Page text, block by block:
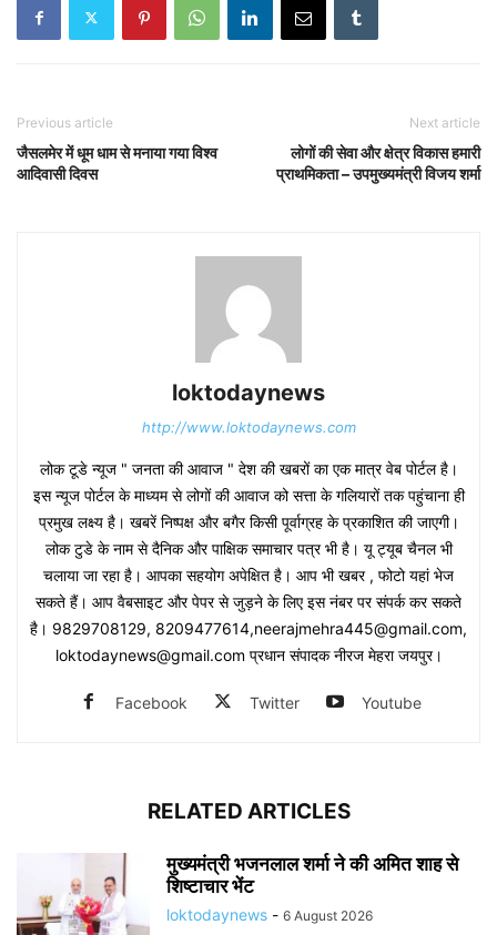
Previous article
जैसलमेर में धूम धाम से मनाया गया विश्व
आदिवासी दिवस
Next article
लोगों की सेवा और क्षेत्र विकास हमारी
प्राथमिकता – उपमुख्यमंत्री विजय शर्मा
loktodaynews
http://www.loktodaynews.com
लोक टूडे न्यूज " जनता की आवाज " देश की खबरों का एक मात्र वेब पोर्टल है।
इस न्यूज पोर्टल के माध्यम से लोगों की आवाज को सत्ता के गलियारों तक पहुंचाना ही
प्रमुख लक्ष्य है। खबरें निष्पक्ष और बगैर किसी पूर्वाग्रह के प्रकाशित की जाएगी।
लोक टुडे के नाम से दैनिक और पाक्षिक समाचार पत्र भी है। यू ट्यूब चैनल भी
चलाया जा रहा है। आपका सहयोग अपेक्षित है। आप भी खबर , फोटो यहां भेज
सकते हैं। आप वैबसाइट और पेपर से जुड़ने के लिए इस नंबर पर संपर्क कर सकते
है। 9829708129, 8209477614,neerajmehra445@gmail.com,
loktodaynews@gmail.com प्रधान संपादक नीरज मेहरा जयपुर।
Facebook Twitter Youtube
RELATED ARTICLES
मुख्यमंत्री भजनलाल शर्मा ने की अमित शाह से
शिष्टाचार भेंट
loktodaynews - 6 August 2026